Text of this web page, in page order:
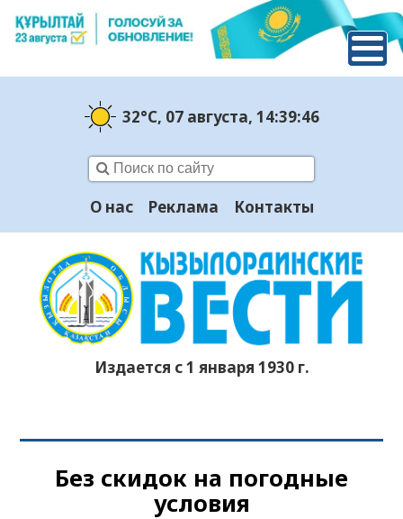
32°C, 07 августа, 14:39:47
О нас Реклама Контакты
Издается с 1 января 1930 г.
Без скидок на погодные
условия